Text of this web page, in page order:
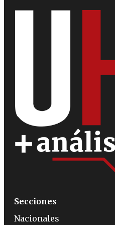
Secciones
Nacionales